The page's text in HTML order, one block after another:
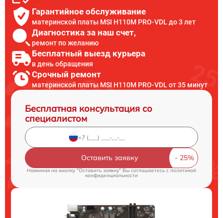
Гарантийное обслуживание
материнской платы MSI H110M PRO-VDL до 3 лет
Диагностика за наш счет,
ремонт по желанию
Бесплатный выезд курьера
в день обращения
Срочный ремонт
материнской платы MSI H110M PRO-VDL от 35 минут
Бесплатная консультация со
специалистом
Оставить заявку
Нажимая на кнопку "Оставить заявку" Вы соглашаетесь cполитикой
конфиденциальности